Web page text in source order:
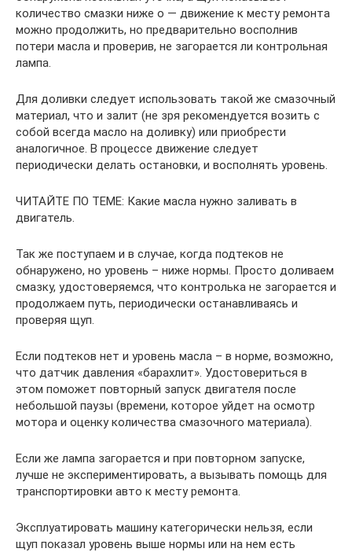
количество смазки ниже о — движение к месту ремонта
можно продолжить, но предварительно восполнив
потери масла и проверив, не загорается ли контрольная
лампа.
Для доливки следует использовать такой же смазочный
материал, что и залит (не зря рекомендуется возить с
собой всегда масло на доливку) или приобрести
аналогичное. В процессе движение следует
периодически делать остановки, и восполнять уровень.
ЧИТАЙТЕ ПО ТЕМЕ: Какие масла нужно заливать в
двигатель.
Так же поступаем и в случае, когда подтеков не
обнаружено, но уровень – ниже нормы. Просто доливаем
смазку, удостоверяемся, что контролька не загорается и
продолжаем путь, периодически останавливаясь и
проверяя щуп.
Если подтеков нет и уровень масла – в норме, возможно,
что датчик давления «барахлит». Удостовериться в
этом поможет повторный запуск двигателя после
небольшой паузы (времени, которое уйдет на осмотр
мотора и оценку количества смазочного материала).
Если же лампа загорается и при повторном запуске,
лучше не экспериментировать, а вызывать помощь для
транспортировки авто к месту ремонта.
Эксплуатировать машину категорически нельзя, если
щуп показал уровень выше нормы или на нем есть